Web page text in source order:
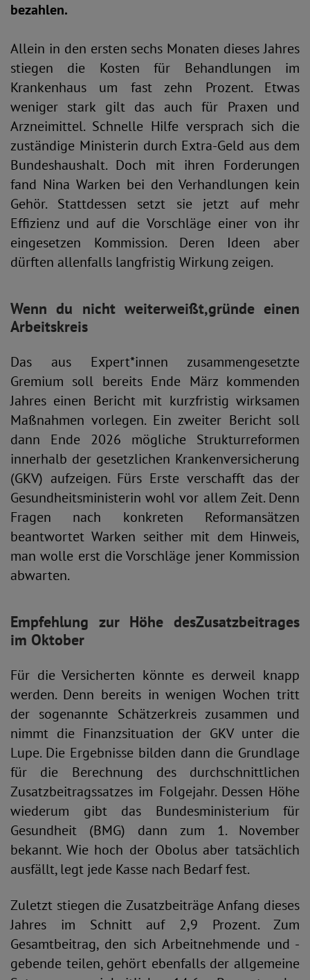
bezahlen.
Allein in den ersten sechs Monaten dieses Jahres
stiegen die Kosten für Behandlungen im
Krankenhaus um fast zehn Prozent. Etwas
weniger stark gilt das auch für Praxen und
Arzneimittel. Schnelle Hilfe versprach sich die
zuständige Ministerin durch Extra-Geld aus dem
Bundeshaushalt. Doch mit ihren Forderungen
fand Nina Warken bei den Verhandlungen kein
Gehör. Stattdessen setzt sie jetzt auf mehr
Effizienz und auf die Vorschläge einer von ihr
eingesetzen Kommission. Deren Ideen aber
dürften allenfalls langfristig Wirkung zeigen.
Wenn du nicht weiterweißt,gründe einen
Arbeitskreis
Das aus Expert*innen zusammengesetzte
Gremium soll bereits Ende März kommenden
Jahres einen Bericht mit kurzfristig wirksamen
Maßnahmen vorlegen. Ein zweiter Bericht soll
dann Ende 2026 mögliche Strukturreformen
innerhalb der gesetzlichen Krankenversicherung
(GKV) aufzeigen. Fürs Erste verschafft das der
Gesundheitsministerin wohl vor allem Zeit. Denn
Fragen nach konkreten Reformansätzen
beantwortet Warken seither mit dem Hinweis,
man wolle erst die Vorschläge jener Kommission
abwarten.
Empfehlung zur Höhe desZusatzbeitrages
im Oktober
Für die Versicherten könnte es derweil knapp
werden. Denn bereits in wenigen Wochen tritt
der sogenannte Schätzerkreis zusammen und
nimmt die Finanzsituation der GKV unter die
Lupe. Die Ergebnisse bilden dann die Grundlage
für die Berechnung des durchschnittlichen
Zusatzbeitragssatzes im Folgejahr. Dessen Höhe
wiederum gibt das Bundesministerium für
Gesundheit (BMG) dann zum 1. November
bekannt. Wie hoch der Obolus aber tatsächlich
ausfällt, legt jede Kasse nach Bedarf fest.
Zuletzt stiegen die Zusatzbeiträge Anfang dieses
Jahres im Schnitt auf 2,9 Prozent. Zum
Gesamtbeitrag, den sich Arbeitnehmende und -
gebende teilen, gehört ebenfalls der allgemeine